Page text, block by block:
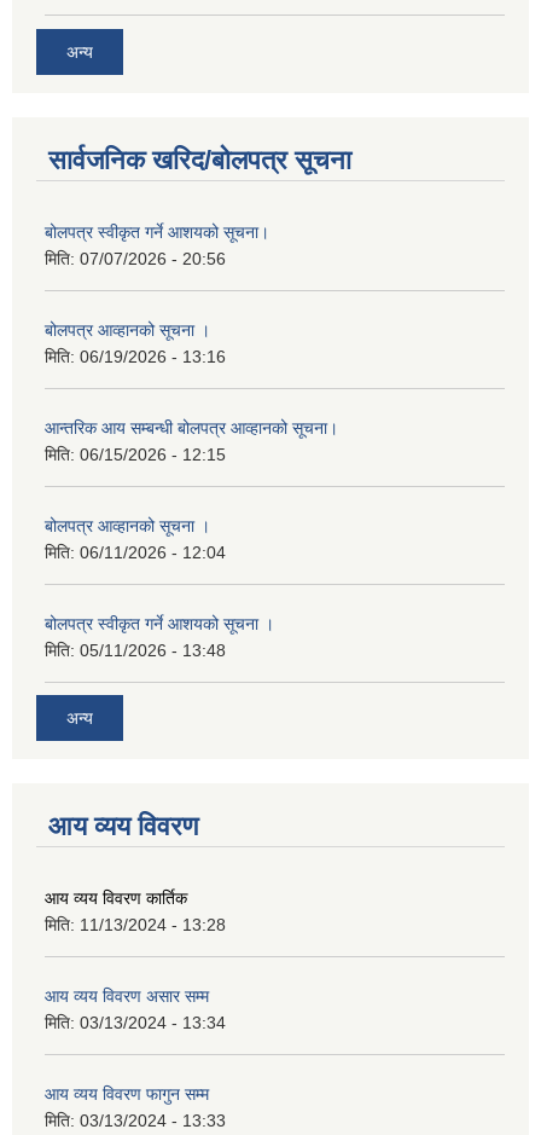
अन्य
सार्वजनिक खरिद/बोलपत्र सूचना
बोलपत्र स्वीकृत गर्ने आशयको सूचना।
मिति: 07/07/2026 - 20:56
बोलपत्र आव्हानको सूचना ।
मिति: 06/19/2026 - 13:16
आन्तरिक आय सम्बन्धी बोलपत्र आव्हानको सूचना।
मिति: 06/15/2026 - 12:15
बोलपत्र आव्हानको सूचना ।
मिति: 06/11/2026 - 12:04
बोलपत्र स्वीकृत गर्ने आशयको सूचना ।
मिति: 05/11/2026 - 13:48
अन्य
आय व्यय विवरण
आय व्यय विवरण कार्तिक
मिति: 11/13/2024 - 13:28
आय व्यय विवरण असार सम्म
मिति: 03/13/2024 - 13:34
आय व्यय विवरण फागुन सम्म
मिति: 03/13/2024 - 13:33